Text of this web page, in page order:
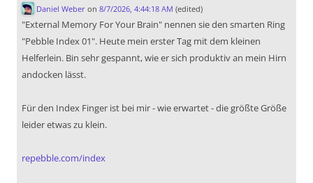
Daniel Weberon 8/7/2026, 4:44:18 AM (edited)
"External Memory For Your Brain" nennen sie den smarten Ring
"Pebble Index 01". Heute mein erster Tag mit dem kleinen
Helferlein. Bin sehr gespannt, wie er sich produktiv an mein Hirn
andocken lässt.
Für den Index Finger ist bei mir - wie erwartet - die größte Größe
leider etwas zu klein.
repebble.com/index